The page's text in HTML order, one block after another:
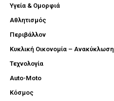
Υγεία & Ομορφιά
Αθλητισμός
Περιβάλλον
Κυκλική Οικονομία – Ανακύκλωση
Τεχνολογία
Auto-Moto
Κόσμος